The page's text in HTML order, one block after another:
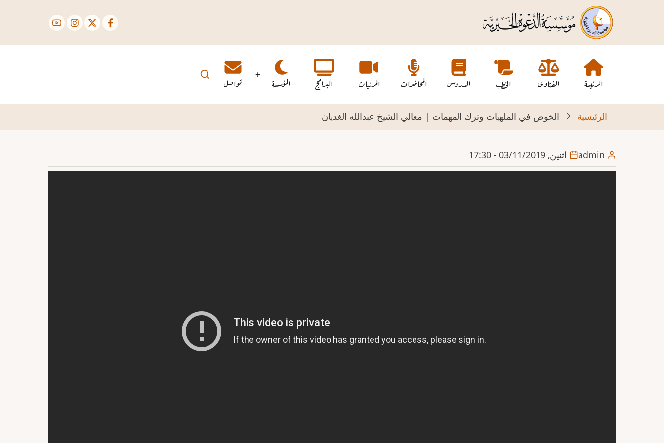
الرئيسي
Main
navigation
الرئيسة الفتاوى الخطب الدروس المحاضرات المرئيات البرامج المؤسسة تواصل
الرئيسية الخوض في الملهيات وترك المهمات | معالي الشيخ عبدالله الغديان
admin اثنين, 03/11/2019 - 17:30